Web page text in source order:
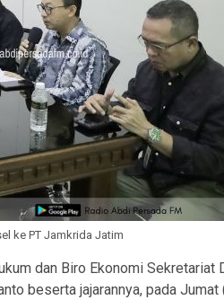
ke PT Jamkrida Jatim
dan Biro Ekonomi Sekretariat
beserta jajarannya, pada